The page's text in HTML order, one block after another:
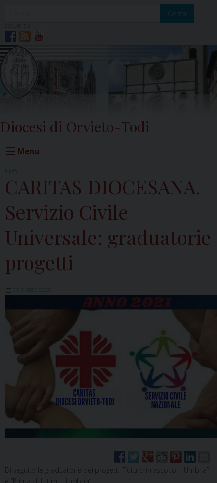
Cerca
Diocesi di Orvieto-Todi
Menu
NEWS
CARITAS DIOCESANA.
Servizio Civile
Universale: graduatorie
progetti
31 MARZO 2023
Di seguito le graduatorie dei progetti “Futuro in ascolto – Umbria”
e “Prima gli Ultimi – Umbria”.